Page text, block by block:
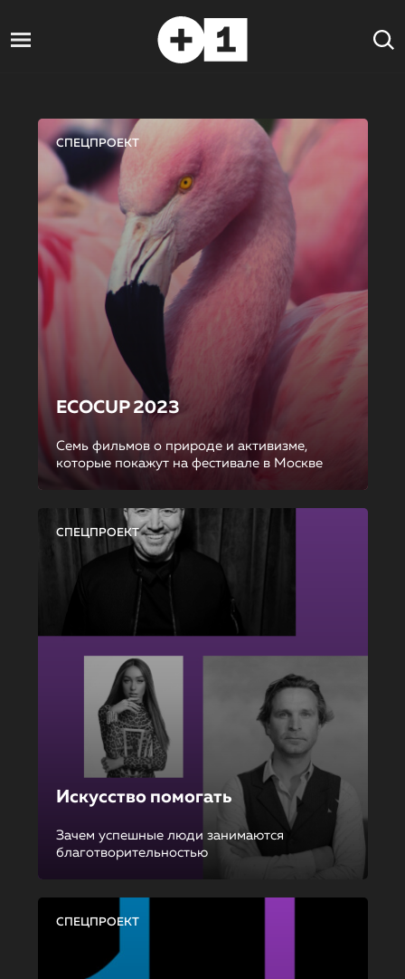
СПЕЦПРОЕКТ
ECOCUP 2023
Семь фильмов о природе и активизме,
которые покажут на фестивале в Москве
СПЕЦПРОЕКТ
Искусство помогать
Зачем успешные люди занимаются
благотворительностью
СПЕЦПРОЕКТ